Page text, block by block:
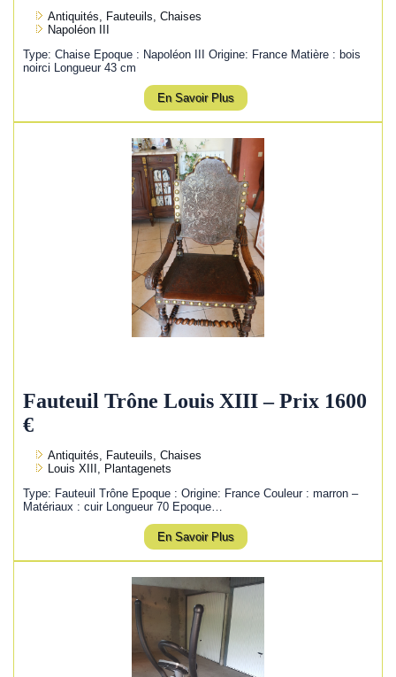
Antiquités, Fauteuils, Chaises
Napoléon III
Type: Chaise Epoque : Napoléon III Origine: France Matière : bois
noirci Longueur 43 cm
En Savoir Plus
Fauteuil Trône Louis XIII – Prix 1600
€
Antiquités, Fauteuils, Chaises
Louis XIII, Plantagenets
Type: Fauteuil Trône Epoque : Origine: France Couleur : marron –
Matériaux : cuir Longueur 70 Epoque…
En Savoir Plus